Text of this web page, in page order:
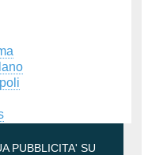
PUBBLICITA' SU